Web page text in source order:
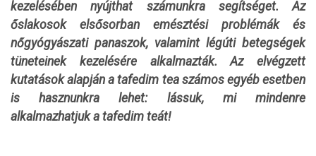
kezelésében nyújthat számunkra segítséget. Az
őslakosok elsősorban emésztési problémák és
nőgyógyászati panaszok, valamint légúti betegségek
tüneteinek kezelésére alkalmazták. Az elvégzett
kutatások alapján a tafedim tea számos egyéb esetben
is hasznunkra lehet: lássuk, mi mindenre
alkalmazhatjuk a tafedim teát!